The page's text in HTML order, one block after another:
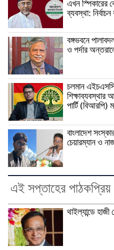
এখন স্পিকারের
ব্যবস্থা:
বঙ্গভবনে
ও পর্দার
চলমান
শিক্ষাব্যবস্থার
পার্টি
বাংলাদেশ
চেয়ারম্যান ও
এই সপ্তাহের পাঠকপ্রিয়
থাইল্যান্ডে